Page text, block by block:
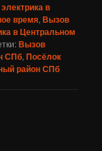
в
время,Вызов
в Центральном
Вызов
СПб,Посёлок
район СПб